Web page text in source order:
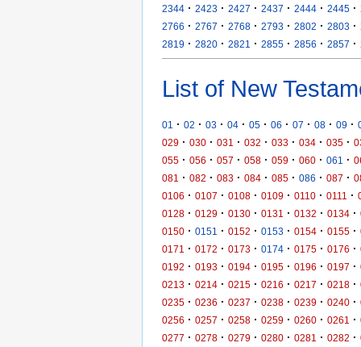
2344 · 2423 · 2427 · 2437 · 2444 · 2445 ·
2766 · 2767 · 2768 · 2793 · 2802 · 2803 ·
2819 · 2820 · 2821 · 2855 · 2856 · 2857 ·
List of New
01 · 02 · 03 · 04 · 05 · 06 · 07 · 08 · 09 ·
029 · 030 · 031 · 032 · 033 · 034 · 035 ·
055 · 056 · 057 · 058 · 059 · 060 · 061 ·
081
· 082 · 083 · 084 · 085 · 086 · 087 ·
0106 · 0107 · 0108 · 0109 · 0110 · 0111 ·
0128 · 0129 · 0130 · 0131 · 0132 · 0134 ·
0150 · 0151 · 0152 · 0153 · 0154 · 0155 ·
0171
· 0172 · 0173 · 0174 · 0175 · 0176 ·
0192 · 0193 · 0194 · 0195 · 0196 · 0197 ·
0213 · 0214 · 0215 · 0216 · 0217 · 0218 ·
0235 · 0236 · 0237 · 0238 · 0239 · 0240 ·
0256 · 0257 · 0258 · 0259 · 0260 · 0261 ·
0277 · 0278 · 0279 · 0280 · 0281 · 0282 ·